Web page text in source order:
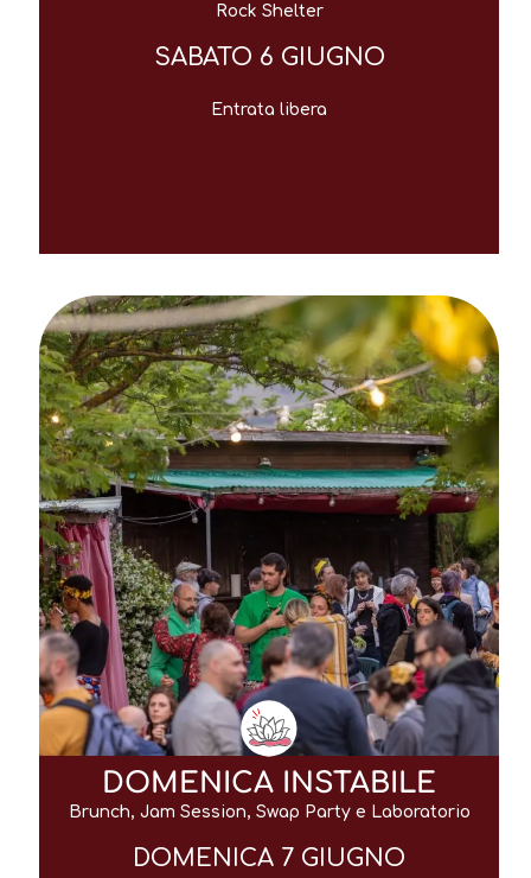
Rock Shelter
SABATO 6 GIUGNO
Entrata libera
DOMENICA INSTABILE
Brunch, Jam Session, Swap Party e Laboratorio
DOMENICA 7 GIUGNO